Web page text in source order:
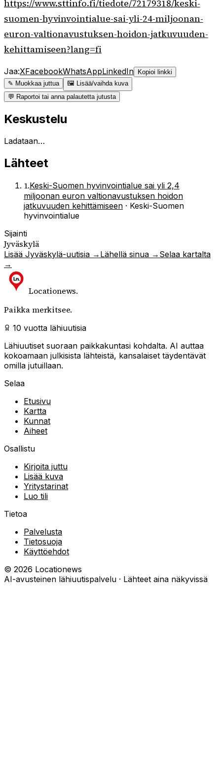
https://www.sttinfo.fi/tiedote/72179318/keski-
suomen-hyvinvointialue-sai-yli-24-miljoonan-
euron-valtionavustuksen-hoidon-jatkuvuuden-
kehittamiseen?lang=fi
Jaa:XFacebookWhatsAppLinkedIn
Kopioi linkki
✎ Muokkaa juttua
🖼 Lisää/vaihda kuva
💬 Raportoi tai anna palautetta jutusta
Keskustelu
Ladataan…
Lähteet
1.Keski-Suomen hyvinvointialue sai yli 2,4
miljoonan euron valtionavustuksen hoidon
jatkuvuuden kehittämiseen · Keski-Suomen
hyvinvointialue
Sijainti
Jyväskylä
Lisää Jyväskylä-uutisia → Lähellä sinua → Selaa kartalta
→
Locationews.
Paikka merkitsee.
10 vuotta lähiuutisia
Lähiuutiset suoraan paikkakuntasi kohdalta. AI auttaa
kokoamaan julkisista lähteistä, kansalaiset täydentävät
omilla jutuillaan.
Selaa
Etusivu
Kartta
Kunnat
Aiheet
Osallistu
Kirjoita juttu
Lisää kuva
Yritystarinat
Luo tili
Tietoa
Palvelusta
Tietosuoja
Käyttöehdot
© 2026 Locationews
AI-avusteinen lähiuutispalvelu · Lähteet aina näkyvissä